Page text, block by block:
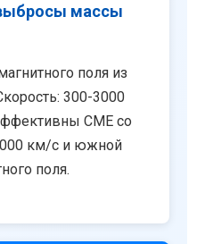
массы
поля из
300-3000
CME со
км/с и южной
поля.